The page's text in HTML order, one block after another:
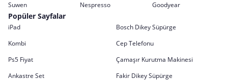
Suwen
Nespresso Goodyear
Popüler Sayfalar
iPad
Bosch Dikey Süpürge
Kombi
Cep Telefonu
Ps5 Fiyat
Çamaşır Kurutma Makinesi
Ankastre Set
Fakir Dikey Süpürge